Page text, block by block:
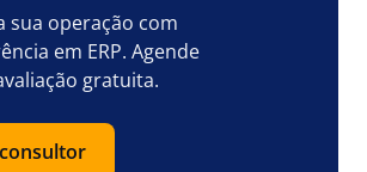
sua operação com
em ERP. Agende
gratuita.